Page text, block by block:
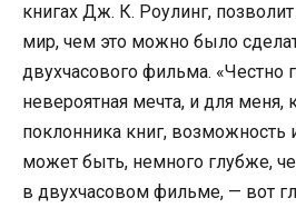
книгах Дж. К. Роулинг,
мир, чем это можно было
двухчасового фильма. «Честно
невероятная мечта, и для меня,
поклонника книг, возможность
может быть, немного глубже,
в двухчасовом фильме, — вот